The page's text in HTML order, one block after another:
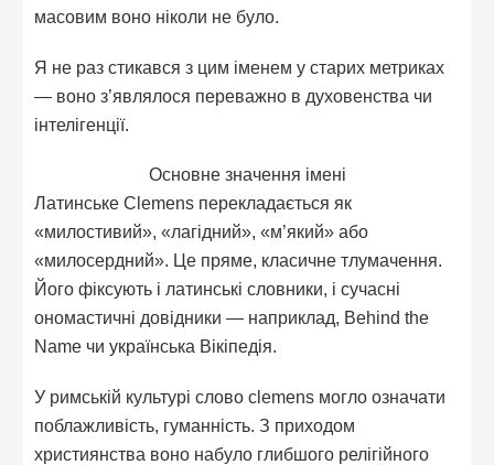
масовим воно ніколи не було.
Я не раз стикався з цим іменем у старих метриках
— воно з’являлося переважно в духовенства чи
інтелігенції.
Основне значення імені
Латинське Clemens перекладається як
«милостивий», «лагідний», «м’який» або
«милосердний». Це пряме, класичне тлумачення.
Його фіксують і латинські словники, і сучасні
ономастичні довідники — наприклад, Behind the
Name чи українська Вікіпедія.
У римській культурі слово clemens могло означати
поблажливість, гуманність. З приходом
християнства воно набуло глибшого релігійного